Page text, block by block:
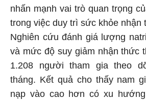
nhấn mạnh vai trò quan trọng
trong việc duy trì sức khỏe nhận
Nghiên cứu đánh giá lượng
và mức độ suy giảm nhận thức
1.208 người tham gia theo
tháng. Kết quả cho thấy nam
nạp vào cao hơn có xu